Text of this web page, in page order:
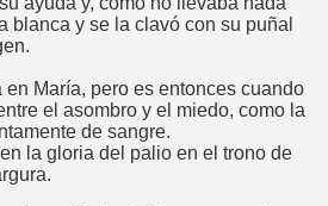
blanca y se la clavó con su puñal
en María, pero es entonces cuando
el asombro y el miedo, como la
de sangre.
la gloria del palio en el trono de